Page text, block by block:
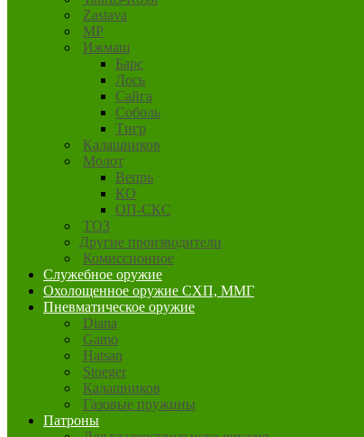
Zastava
MP
Ижмаш
Барс
Лось
Сайга
Соболь
Тигр
Калашников
Молот
Вепрь
КО
ОП-СКС
ТОЗ
Другие производители
Комиссионное
Служебное оружие
Охолощенное оружие СХП, ММГ
Пневматическое оружие
Diana
Gamo
Hatsan
Stoeger
Калашников
Газовые пружины
Патроны